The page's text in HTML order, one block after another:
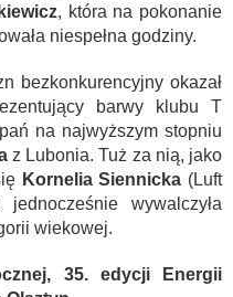
, która na pokonanie
niespełna godziny.
bezkonkurencyjny okazał
barwy klubu T
na najwyższym stopniu
z Lubonia. Tuż za nią, jako
Kornelia Siennicka (Luft
wywalczyła
wiekowej.
35. edycji Energii